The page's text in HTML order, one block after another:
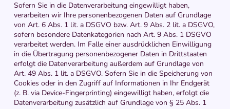
Sofern Sie in die Datenverarbeitung eingewilligt haben,
verarbeiten wir Ihre personenbezogenen Daten auf Grundlage
von Art. 6 Abs. 1 lit. a DSGVO bzw. Art. 9 Abs. 2 lit. a DSGVO,
sofern besondere Datenkategorien nach Art. 9 Abs. 1 DSGVO
verarbeitet werden. Im Falle einer ausdrücklichen Einwilligung
in die Übertragung personenbezogener Daten in Drittstaaten
erfolgt die Datenverarbeitung außerdem auf Grundlage von
Art. 49 Abs. 1 lit. a DSGVO. Sofern Sie in die Speicherung von
Cookies oder in den Zugriff auf Informationen in Ihr Endgerät
(z. B. via Device-Fingerprinting) eingewilligt haben, erfolgt die
Datenverarbeitung zusätzlich auf Grundlage von § 25 Abs. 1